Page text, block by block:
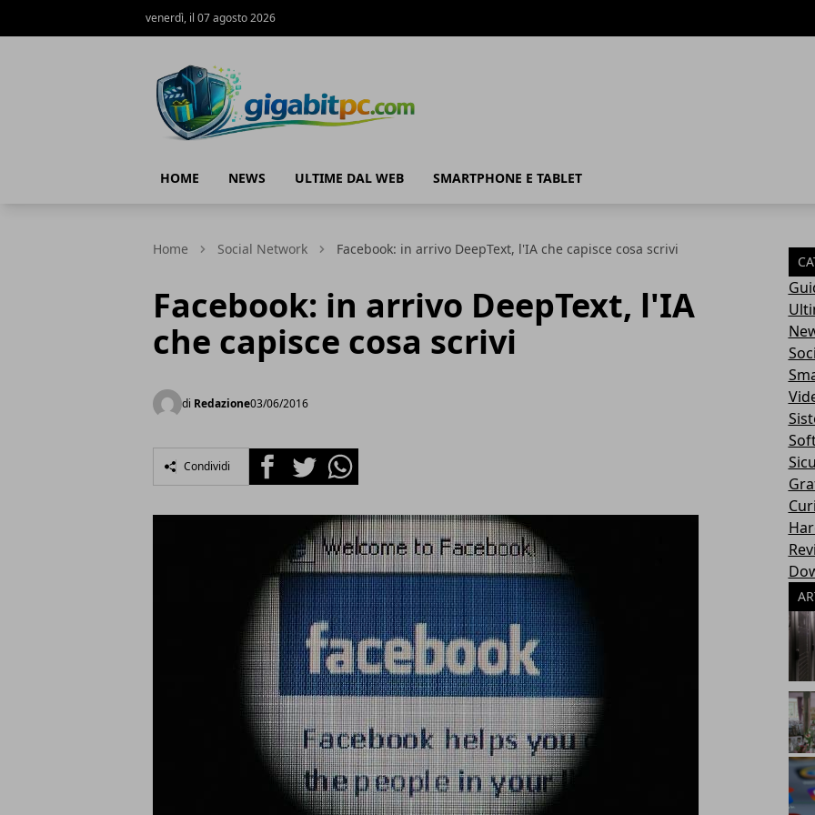
venerdì, il 07 agosto 2026
HOME NEWS ULTIME DAL WEB SMARTPHONE E TABLET
Home Social Network Facebook: in arrivo DeepText, l'IA che capisce cosa scrivi
Facebook: in arrivo DeepText, l'IA
che capisce cosa scrivi
di Redazione03/06/2016
Condividi FacebookTwitterWhatsapp